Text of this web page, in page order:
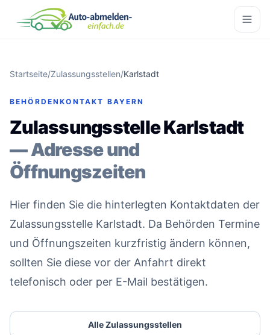
Startseite/Zulassungsstellen/Karlstadt
BEHÖRDENKONTAKT BAYERN
Zulassungsstelle Karlstadt
— Adresse und
Öffnungszeiten
Hier finden Sie die hinterlegten Kontaktdaten der
Zulassungsstelle Karlstadt. Da Behörden Termine
und Öffnungszeiten kurzfristig ändern können,
sollten Sie diese vor der Anfahrt direkt
telefonisch oder per E-Mail bestätigen.
Alle Zulassungsstellen